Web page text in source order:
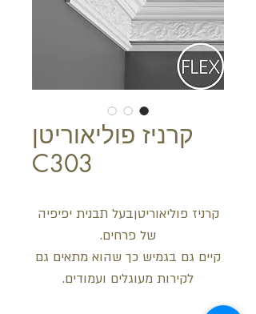
קרניז פוליאוריטן
C303
קרניז פוליאוריטןבעל תבנית יפיפיה
של פרחים.
קיים גם בגמיש כך שהוא מתאים גם
לקירות מעוגלים ועמודים.